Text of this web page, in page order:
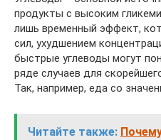
продукты с высоким
лишь временный эффект,
сил, ухудшением
быстрые углеводы могут
ряде случаев для
Так, например, еда со
Читайте также: